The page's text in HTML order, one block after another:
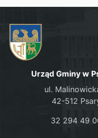
Urząd Gminy w
ul.
42-512
32 294 49